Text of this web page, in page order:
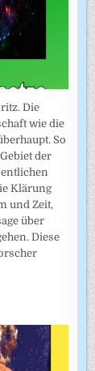
Die
wie die
So
der
Klärung
und Zeit,
über
Diese